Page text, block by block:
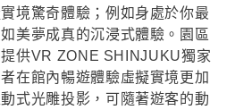
境驚奇體驗；例如身處於你最
美夢成真的沉浸式體驗。園區
供VR ZONE SHINJUKU獨家
在館內暢遊體驗虛擬實境更加
式光雕投影，可隨著遊客的動